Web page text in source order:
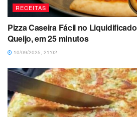
RECEITAS
Pizza Caseira Fácil no
Queijo, em 25 minutos
10/09/2025, 21:02